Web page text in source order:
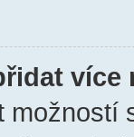
možností